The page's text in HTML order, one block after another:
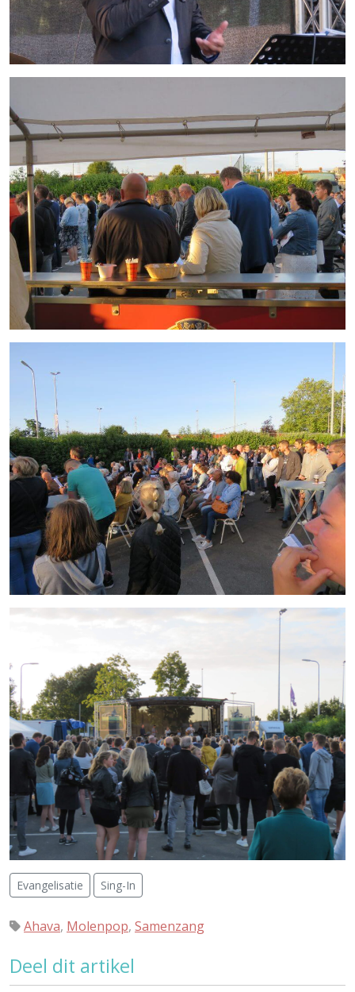
Evangelisatie Sing-In
Ahava, Molenpop, Samenzang
Deel dit artikel